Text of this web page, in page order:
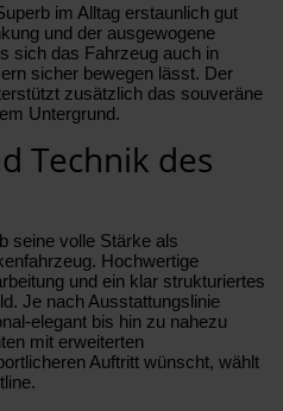
im Alltag erstaunlich gut
und der ausgewogene
sich das Fahrzeug auch in
sicher bewegen lässt. Der
zusätzlich das souveräne
Untergrund.
Technik des
seine volle Stärke als
Hochwertige
und ein klar strukturiertes
Je nach Ausstattungslinie
elegant bis hin zu nahezu
mit erweiterten
Auftritt wünscht, wählt